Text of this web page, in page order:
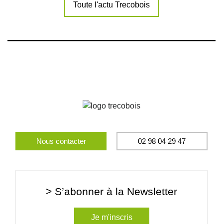
Toute l'actu Trecobois
Nous contacter 02 98 04 29 47
> S’abonner à la Newsletter
Je m'inscris